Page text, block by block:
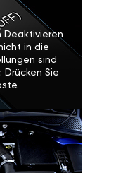
Deaktivieren
in die
sind
Sie